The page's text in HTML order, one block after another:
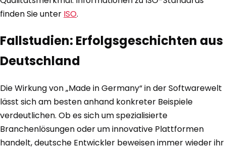
finden Sie unter ISO.
Fallstudien: Erfolgsgeschichten aus
Deutschland
Die Wirkung von „Made in Germany“ in der Softwarewelt
lässt sich am besten anhand konkreter Beispiele
verdeutlichen. Ob es sich um spezialisierte
Branchenlösungen oder um innovative Plattformen
handelt, deutsche Entwickler beweisen immer wieder ihr